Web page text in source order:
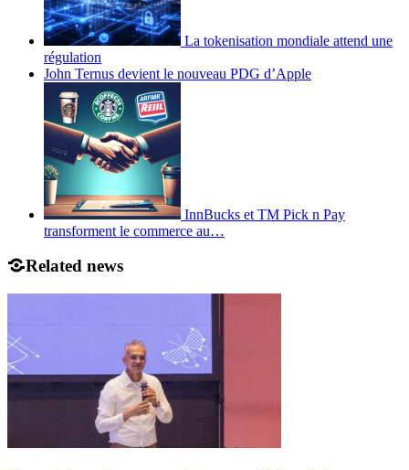
La tokenisation mondiale attend une
régulation
John Ternus devient le nouveau PDG d’Apple
InnBucks et TM Pick n Pay
transforment le commerce au…
Related news